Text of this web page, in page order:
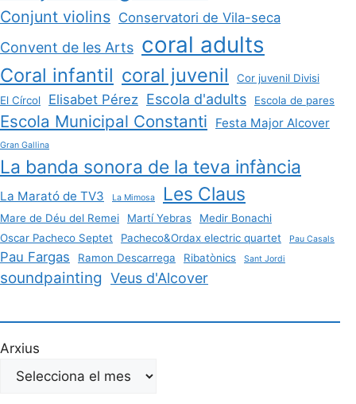
Conjunt violins Conservatori de Vila-seca
Convent de les Arts coral adults
Coral infantil coral juvenil
Cor juvenil Divisi
El Círcol
Elisabet Pérez Escola d'adults Escola de pares
Escola Municipal Constanti Festa Major Alcover
Gran Gallina
La banda sonora de la teva infància
La Marató de TV3 La Mimosa Les Claus
Mare de Déu del Remei Martí Yebras
Medir Bonachi
Oscar Pacheco Septet
Pacheco&Ordax electric quartet Pau Casals
Pau Fargas Ramon Descarrega Ribatònics Sant Jordi
soundpainting Veus d'Alcover
Arxius